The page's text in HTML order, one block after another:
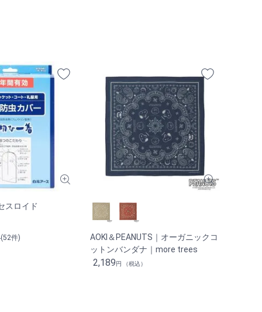
スロイド
件)
AOKI＆PEANUTS｜オーガニックコ
ットンバンダナ｜more trees
2,189円 （税込）